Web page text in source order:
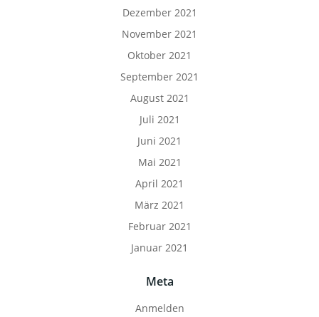
Dezember 2021
November 2021
Oktober 2021
September 2021
August 2021
Juli 2021
Juni 2021
Mai 2021
April 2021
März 2021
Februar 2021
Januar 2021
Meta
Anmelden